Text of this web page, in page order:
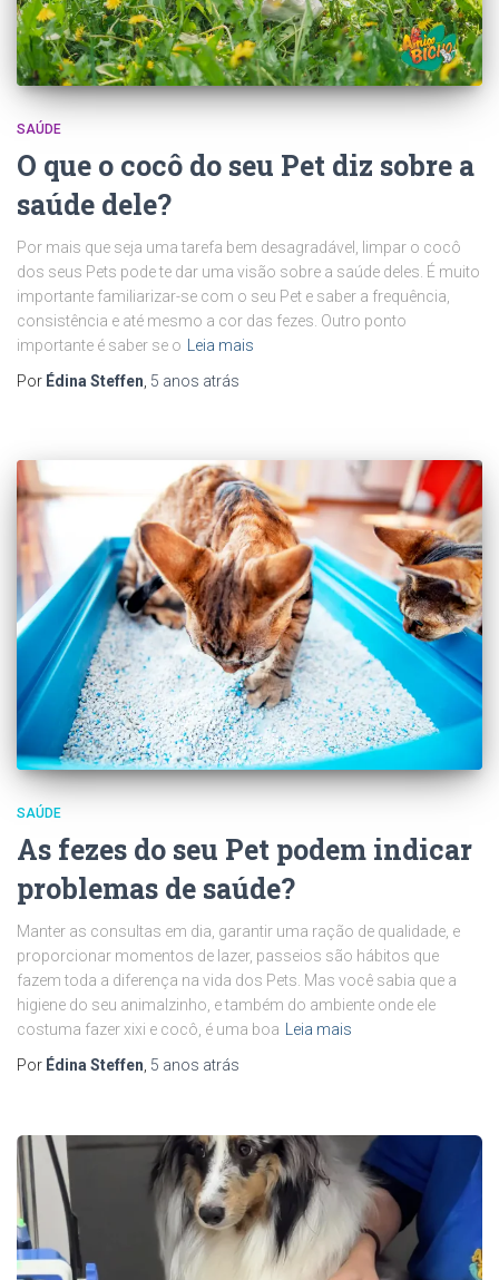
SAÚDE
O que o cocô do seu Pet diz sobre a
saúde dele?
Por mais que seja uma tarefa bem desagradável, limpar o cocô
dos seus Pets pode te dar uma visão sobre a saúde deles. É muito
importante familiarizar-se com o seu Pet e saber a frequência,
consistência e até mesmo a cor das fezes. Outro ponto
importante é saber se o
Leia mais
Por Édina Steffen 5 anos atrás
SAÚDE
As fezes do seu Pet podem indicar
problemas de saúde?
Manter as consultas em dia, garantir uma ração de qualidade, e
proporcionar momentos de lazer, passeios são hábitos que
fazem toda a diferença na vida dos Pets. Mas você sabia que a
higiene do seu animalzinho, e também do ambiente onde ele
costuma fazer xixi e cocô, é uma boa Leia mais
Por Édina Steffen, 5 anos atrás